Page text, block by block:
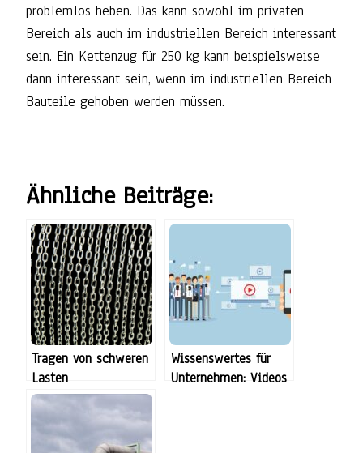
problemlos heben. Das kann sowohl im privaten
Bereich als auch im industriellen Bereich interessant
sein. Ein Kettenzug für 250 kg kann beispielsweise
dann interessant sein, wenn im industriellen Bereich
Bauteile gehoben werden müssen.
Ähnliche Beiträge:
Tragen von schweren
Lasten
Wissenswertes für
Unternehmen: Videos